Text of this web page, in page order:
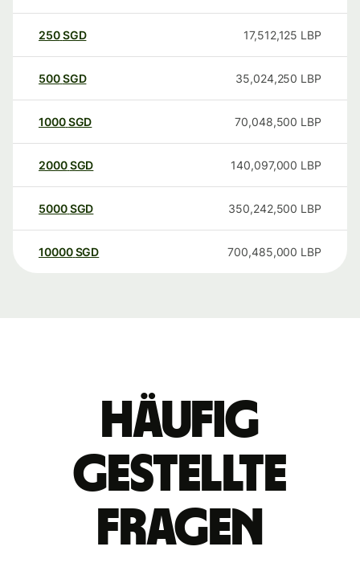
250SGD 17,512,125 LBP
500SGD 35,024,250 LBP
1000SGD 70,048,500 LBP
2000SGD 140,097,000 LBP
5000SGD 350,242,500 LBP
10000 SGD 700,485,000 LBP
Häufig
gestellte
Fragen